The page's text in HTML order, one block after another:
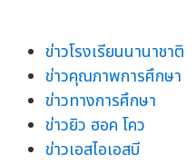
ข่าวโรงเรียนนานาชาติ
ข่าวคุณภาพการศึกษา
ข่าวทางการศึกษา
ข่าวยิว ฮอค โคว
ข่าวเอสไอเอสบี